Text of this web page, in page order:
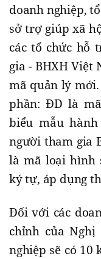
doanh nghiệp,
sở trợ giúp xã
các tổ chức hỗ
gia - BHXH Việt
mã quản lý
phần: ĐD là
biểu mẫu
người tham gia
là mã loại hình
ký tự, áp dụng
Đối với các
chỉnh của Nghị
nghiệp sẽ có 10